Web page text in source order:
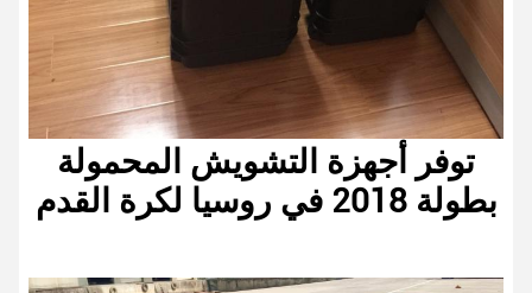
توفر أجهزة التشويش المحمولة
بطولة 2018 في روسيا لكرة القدم